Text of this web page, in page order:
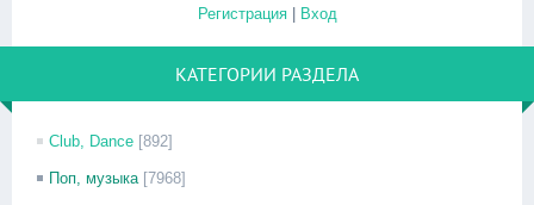
Регистрация| Вход
КАТЕГОРИИ РАЗДЕЛА
Club, Dance [892]
Поп, музыка [7968]